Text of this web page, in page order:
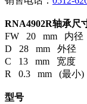
RNA4902R轴承尺
FW 20 mm 内径
D 28 mm 外径
C 13 mm 宽度
R 0.3 mm (最小)
型号